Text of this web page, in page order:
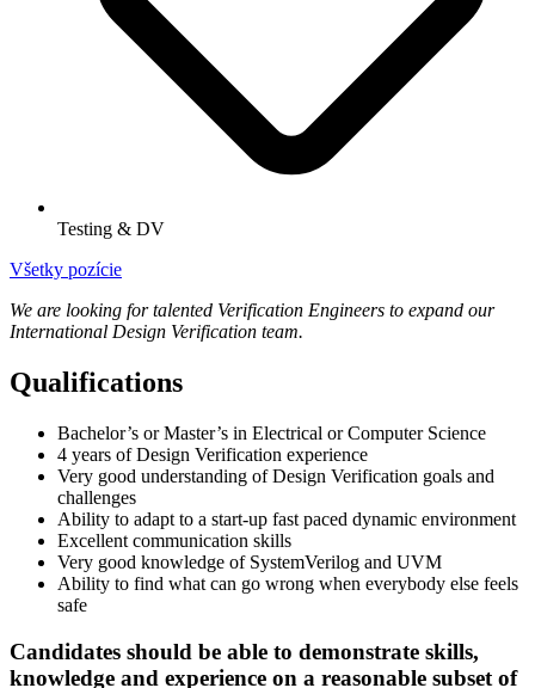
Testing & DV
Všetky pozície
We are looking for talented Verification Engineers to expand our
International Design Verification team.
Qualifications
Bachelor’s or Master’s in Electrical or Computer Science
4 years of Design Verification experience
Very good understanding of Design Verification goals and
challenges
Ability to adapt to a start-up fast paced dynamic environment
Excellent communication skills
Very good knowledge of SystemVerilog and UVM
Ability to find what can go wrong when everybody else feels
safe
Candidates should be able to demonstrate skills,
knowledge and experience on a reasonable subset of